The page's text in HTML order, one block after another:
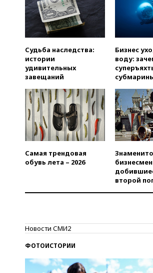
Судьба наследства:
истории
удивительных
завещаний
Бизнес
воду:
Самая трендовая
обувь лета – 2026
второй
Новости СМИ2
ФОТОИСТОРИИ